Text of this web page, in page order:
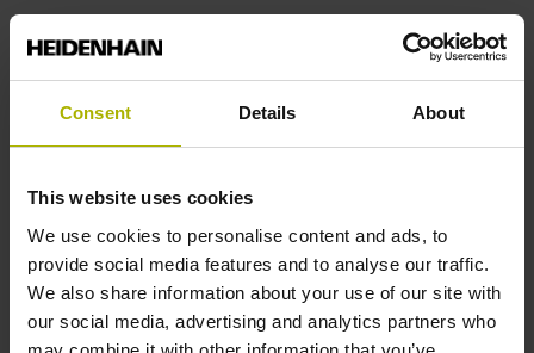
Consent Details About
This website uses cookies
We use cookies to personalise content and ads, to
provide social media features and to analyse our traffic.
We also share information about your use of our site with
our social media, advertising and analytics partners who
8840 mm
Koeffizient